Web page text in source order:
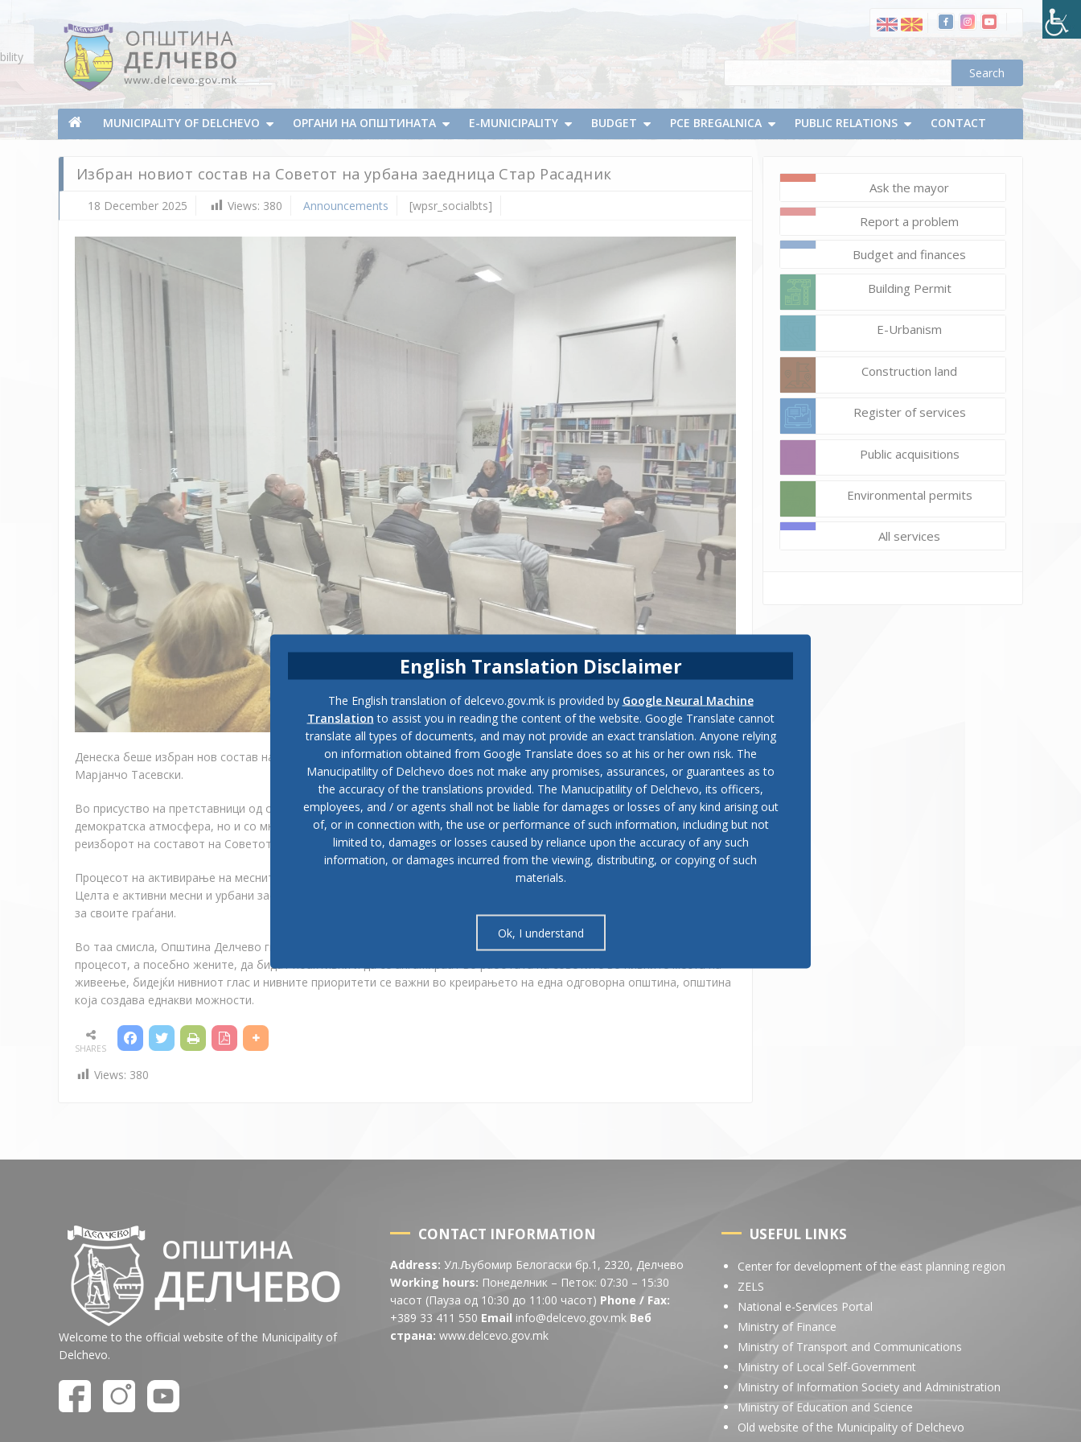
Municipality of Delchevo
Municipality of Delchevo
MUNICIPALITY OF DELCHEVO ОРГАНИ НА ОПШТИНАТА E-MUNICIPALITY BUDGET PCE BREGALNICA PUBLIC RELATIONS CONTACT
Избран новиот состав на Советот на урбана заедница Стар Расадник
18 December 2025 Views: 380 Announcements [wpsr_socialbts]
состав
на
урбана
заедница
Стар
Денеска беше избран нов состав на Советот на урбана заедница Стар Расадник, а за претседател на МЗ беше избран
Марјанчо Тасевски.
Во присуство на претставници од општинската администрација и на претставници од урбаната заедница, во
демократска атмосфера, но и со многу предлози за решавање на актуелните проблеми во селото, беше извршен
реизборот на составот на Советот кој брои 9 членови.
Процесот на активирање на месните и урбаните заедници во Општина Делчево продолжува и наредниот период.
Целта е активни месни и урбани заедници и активни граѓани кои креираат подобра општина и општина која се грижи
за своите граѓани.
Во таа смисла, Општина Делчево ги повикува граѓаните да се активираат и да придонесат со свое учество во
процесот, а посебно жените, да бидат поактивни и да се ангажираат во работата на советите во нивните места на
живеење, бидејќи нивниот глас и нивните приоритети се важни во креирањето на една одговорна општина, општина
која создава еднакви можности.
SHARES
Views: 380
Ask the mayor
Report a problem
Budget and finances
Building Permit
E-Urbanism
Construction land
Register of services
Public acquisitions
Environmental permits
All services
Welcome to the official website of the Municipality of
Delchevo.
CONTACT INFORMATION
Address: Ул.Љубомир Белогаски бр.1, 2320, Делчево
Working hours: Понеделник – Петок: 07:30 – 15:30
часот (Пауза од 10:30 до 11:00 часот) Phone / Fax:
+389 33 411 550 Email info@delcevo.gov.mk Веб
страна: www.delcevo.gov.mk
USEFUL LINKS
Center for development of the east planning region
ZELS
National e-Services Portal
Ministry of Finance
Ministry of Transport and Communications
Ministry of Local Self-Government
Ministry of Information Society and Administration
Ministry of Education and Science
Old website of the Municipality of Delchevo
English Translation Disclaimer
The English translation of delcevo.gov.mk is provided by Google Neural Machine
Translation to assist you in reading the content of the website. Google Translate cannot
translate all types of documents, and may not provide an exact translation. Anyone relying
on information obtained from Google Translate does so at his or her own risk. The
Manucipatility of Delchevo does not make any promises, assurances, or guarantees as to
the accuracy of the translations provided. The Manucipatility of Delchevo, its officers,
employees, and / or agents shall not be liable for damages or losses of any kind arising out
of, or in connection with, the use or performance of such information, including but not
limited to, damages or losses caused by reliance upon the accuracy of any such
information, or damages incurred from the viewing, distributing, or copying of such
materials.
Ok, I understand